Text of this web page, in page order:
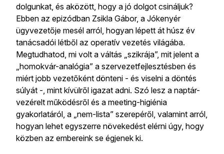
dolgunkat, és aközött, hogy a jó dolgot csináljuk?
Ebben az epizódban Zsikla Gábor, a Jókenyér
ügyvezetője mesél arról, hogyan lépett át húsz év
tanácsadói létből az operatív vezetés világába.
Megtudhatod, mi volt a váltás „szikrája”, mit jelent a
„homokvár-analógia” a szervezetfejlesztésben és
miért jobb vezetőként dönteni - és viselni a döntés
súlyát -, mint kívülről igazat adni. Szó lesz a naptár-
vezérelt működésről és a meeting-higiénia
gyakorlatáról, a „nem-lista” szerepéről, valamint arról,
hogyan lehet egyszerre növekedést elérni úgy, hogy
közben az embereink se égjenek ki.